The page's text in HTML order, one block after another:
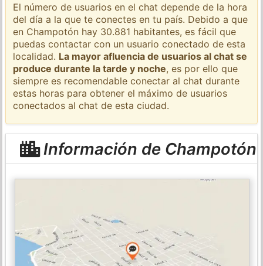
El número de usuarios en el chat depende de la hora
del día a la que te conectes en tu país. Debido a que
en Champotón hay 30.881 habitantes, es fácil que
puedas contactar con un usuario conectado de esta
localidad. La mayor afluencia de usuarios al chat se
produce durante la tarde y noche, es por ello que
siempre es recomendable conectar al chat durante
estas horas para obtener el máximo de usuarios
conectados al chat de esta ciudad.
Información de Champotón